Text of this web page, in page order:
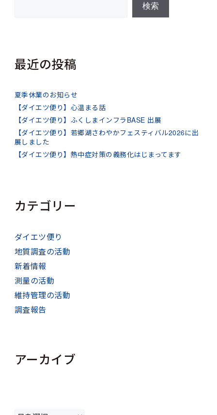
検索
最近の投稿
夏季休業のお知らせ
【ダイエツ便り】心温まる話
【ダイエツ便り】ふくしまインフラBASE 出展
【ダイエツ便り】若郷湖さわやかフェスティバル2026に出
展しました
【ダイエツ便り】熱中症対策の義務化はじまってます
カテゴリー
ダイエツ便り
地質調査の活動
新着情報
測量の活動
維持管理の活動
調査報告
アーカイブ